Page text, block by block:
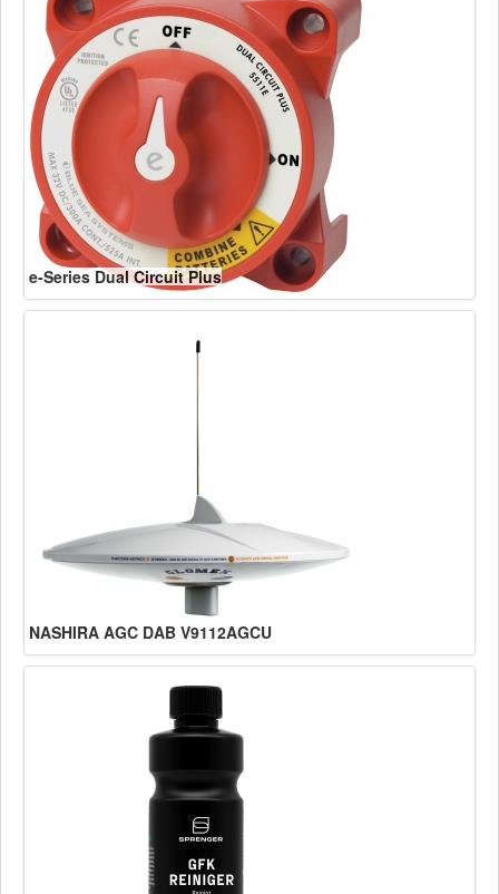
e-Series Dual Circuit Plus
NASHIRA AGC DAB V9112AGCU